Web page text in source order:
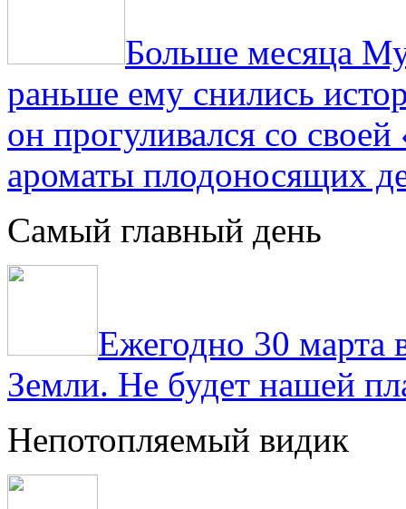
Больше месяца
раньше ему снились
он прогуливался со
ароматы плодоносящих
Самый главный день
Ежегодно 30 марта
Земли. Не будет нашей
Непотопляемый видик